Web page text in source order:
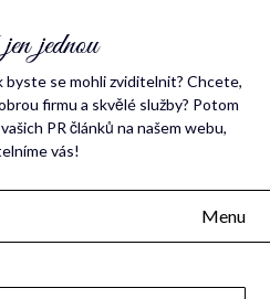
jednou
byste se mohli zviditelnit? Chcete,
firmu a skvělé služby? Potom
PR článků na našem webu,
vás!
Menu